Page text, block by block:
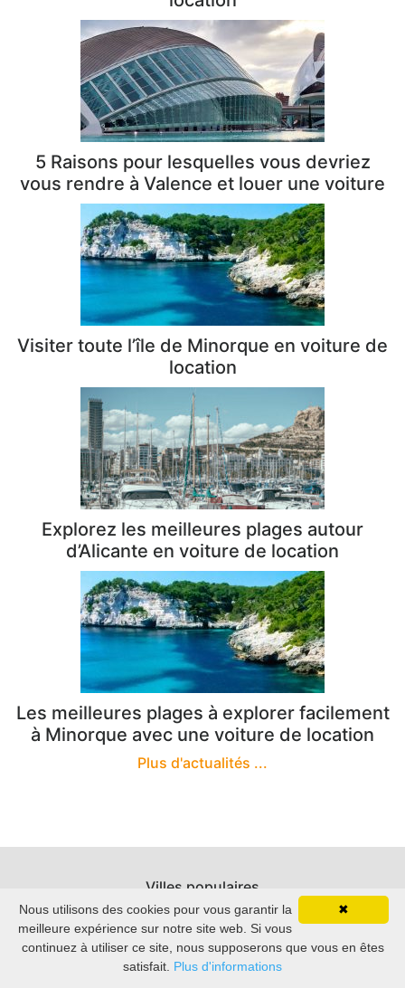
5 Raisons pour lesquelles vous devriez
vous rendre à Valence et louer une voiture
Visiter toute l’île de Minorque en voiture de
location
Explorez les meilleures plages autour
d’Alicante en voiture de location
Les meilleures plages à explorer facilement
à Minorque avec une voiture de location
Plus d'actualités ...
Villes populaires
Madrid
✖
Nous utilisons des cookies pour vous garantir la
meilleure expérience sur notre site web. Si vous
continuez à utiliser ce site, nous supposerons que vous en êtes
satisfait. Plus d'informations